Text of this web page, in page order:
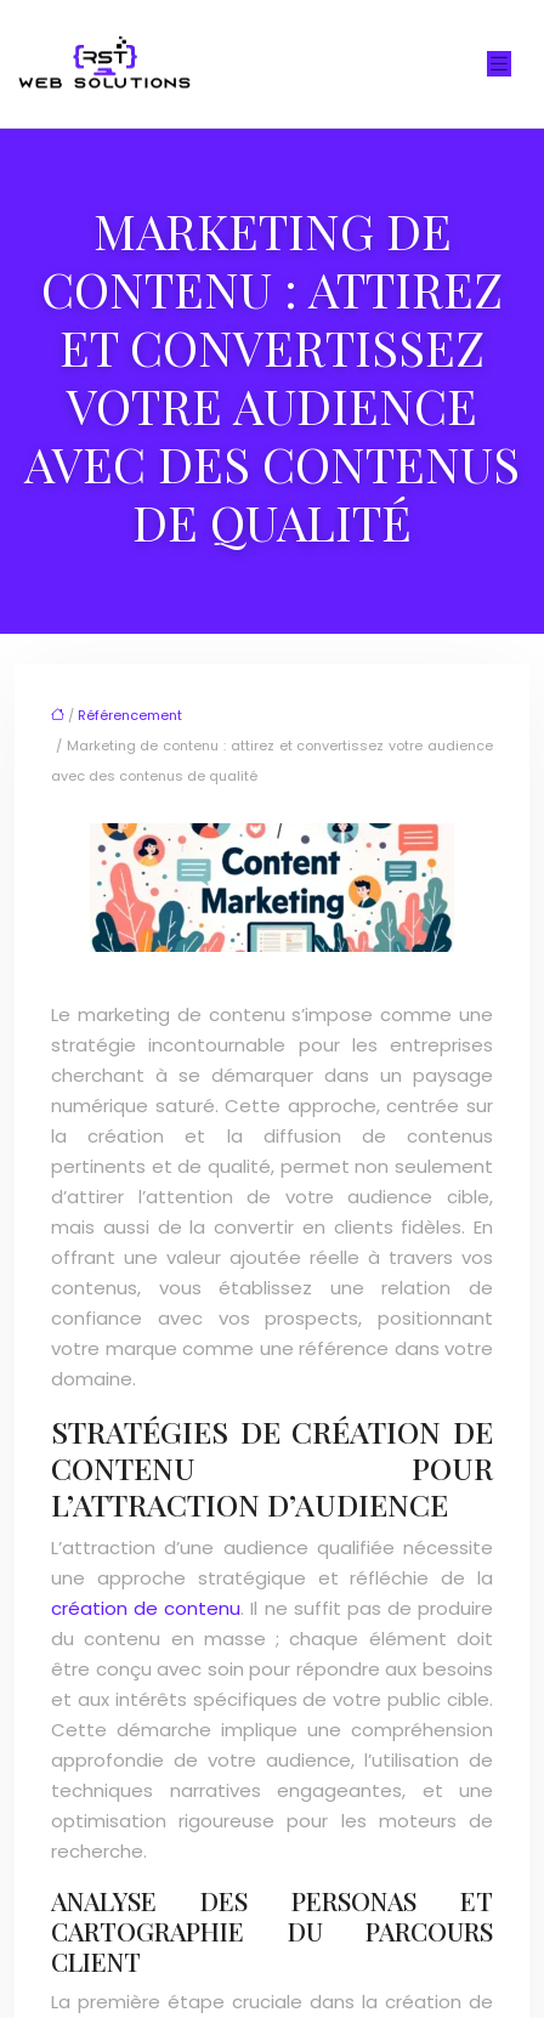
MARKETING DE
CONTENU : ATTIREZ
ET CONVERTISSEZ
VOTRE AUDIENCE
AVEC DES CONTENUS
DE QUALITÉ
/ Référencement
/ Marketing de contenu : attirez et convertissez votre audience
avec des contenus de qualité
Le marketing de contenu s’impose comme une
stratégie incontournable pour les entreprises
cherchant à se démarquer dans un paysage
numérique saturé. Cette approche, centrée sur
la création et la diffusion de contenus
pertinents et de qualité, permet non seulement
d’attirer l’attention de votre audience cible,
mais aussi de la convertir en clients fidèles. En
offrant une valeur ajoutée réelle à travers vos
contenus, vous établissez une relation de
confiance avec vos prospects, positionnant
votre marque comme une référence dans votre
domaine.
STRATÉGIES DE CRÉATION DE
CONTENU POUR
L’ATTRACTION D’AUDIENCE
L’attraction d’une audience qualifiée nécessite
une approche stratégique et réfléchie de la
création de contenu. Il ne suffit pas de produire
du contenu en masse ; chaque élément doit
être conçu avec soin pour répondre aux besoins
et aux intérêts spécifiques de votre public cible.
Cette démarche implique une compréhension
approfondie de votre audience, l’utilisation de
techniques narratives engageantes, et une
optimisation rigoureuse pour les moteurs de
recherche.
ANALYSE DES PERSONAS ET
CARTOGRAPHIE DU PARCOURS
CLIENT
La première étape cruciale dans la création de